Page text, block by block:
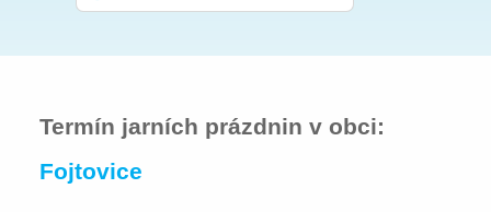
Termín jarních prázdnin v obci:
Fojtovice